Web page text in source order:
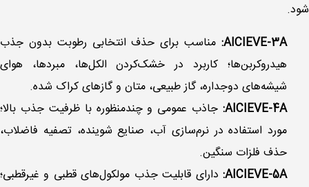
شود.
AICIEVE-3A: مناسب برای حذف انتخابی رطوبت بدون جذب
هیدروکربن‌ها؛ کاربرد در خشک‌کردن الکل‌ها، مبردها، هوای
شیشه‌های دوجداره، گاز طبیعی، متان و گازهای کراک شده.
AICIEVE-4A: جاذب عمومی و چندمنظوره با ظرفیت جذب بالا؛
مورد استفاده در نرم‌سازی آب، صنایع شوینده، تصفیه فاضلاب،
حذف فلزات سنگین.
AICIEVE-5A: دارای قابلیت جذب مولکول‌های قطبی و غیرقطبی؛